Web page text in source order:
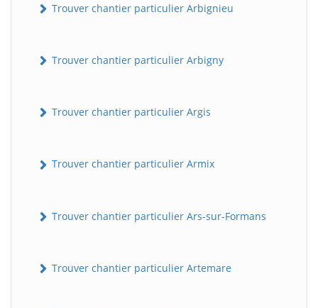
Trouver chantier particulier Arbignieu
Trouver chantier particulier Arbigny
Trouver chantier particulier Argis
Trouver chantier particulier Armix
Trouver chantier particulier Ars-sur-Formans
Trouver chantier particulier Artemare